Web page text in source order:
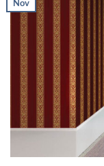
Nov